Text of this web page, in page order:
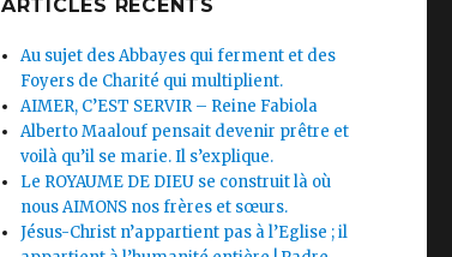
ARTICLES RÉCENTS
Au sujet des Abbayes qui ferment et des
Foyers de Charité qui multiplient.
AIMER, C’EST SERVIR – Reine Fabiola
Alberto Maalouf pensait devenir prêtre et
voilà qu’il se marie. Il s’explique.
Le ROYAUME DE DIEU se construit là où
nous AIMONS nos frères et sœurs.
Jésus-Christ n’appartient pas à l’Eglise ; il